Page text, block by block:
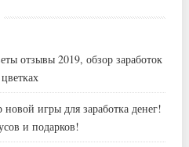
отзывы 2019, обзор заработок
игры для заработка денег!
и подарков!